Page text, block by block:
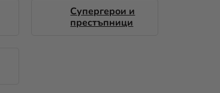
Супергерои и
престъпници